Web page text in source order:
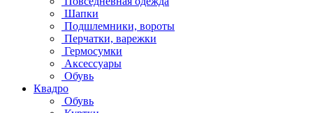
Шапки
Подшлемники, вороты
Перчатки, варежки
Гермосумки
Аксессуары
Обувь
Квадро
Обувь